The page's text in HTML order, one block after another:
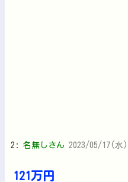
2: 名無しさん 2023/05/17(水
121万円